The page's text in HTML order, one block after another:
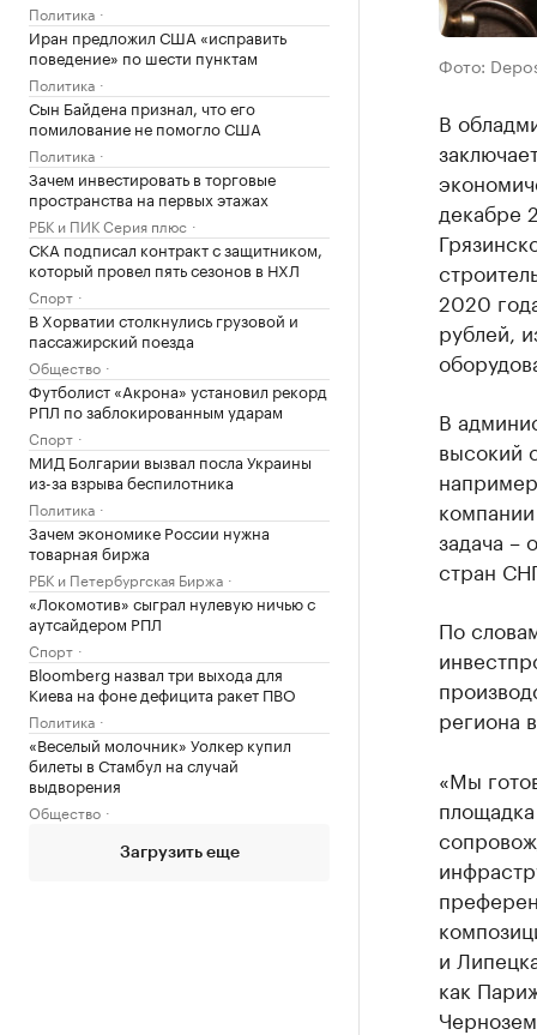
Политика
Иран предложил США «исправить
поведение» по шести пунктам
Политика
Сын Байдена признал, что его
помилование не помогло США
Политика
Зачем инвестировать в торговые
пространства на первых этажах
РБК и ПИК Серия плюс
СКА подписал контракт с защитником,
который провел пять сезонов в НХЛ
Спорт
В Хорватии столкнулись грузовой и
пассажирский поезда
Общество
Футболист «Акрона» установил рекорд
РПЛ по заблокированным ударам
Спорт
МИД Болгарии вызвал посла Украины
из-за взрыва беспилотника
Политика
Зачем экономике России нужна
товарная биржа
РБК и Петербургская Биржа
«Локомотив» сыграл нулевую ничью с
аутсайдером РПЛ
Спорт
Bloomberg назвал три выхода для
Киева на фоне дефицита ракет ПВО
Политика
«Веселый молочник» Уолкер купил
билеты в Стамбул на случай
выдворения
Общество
Загрузить еще
Фото:
В
декабре
2020
рублей,
В
высокий
задача –
стран
По
региона
«Мы
и
как